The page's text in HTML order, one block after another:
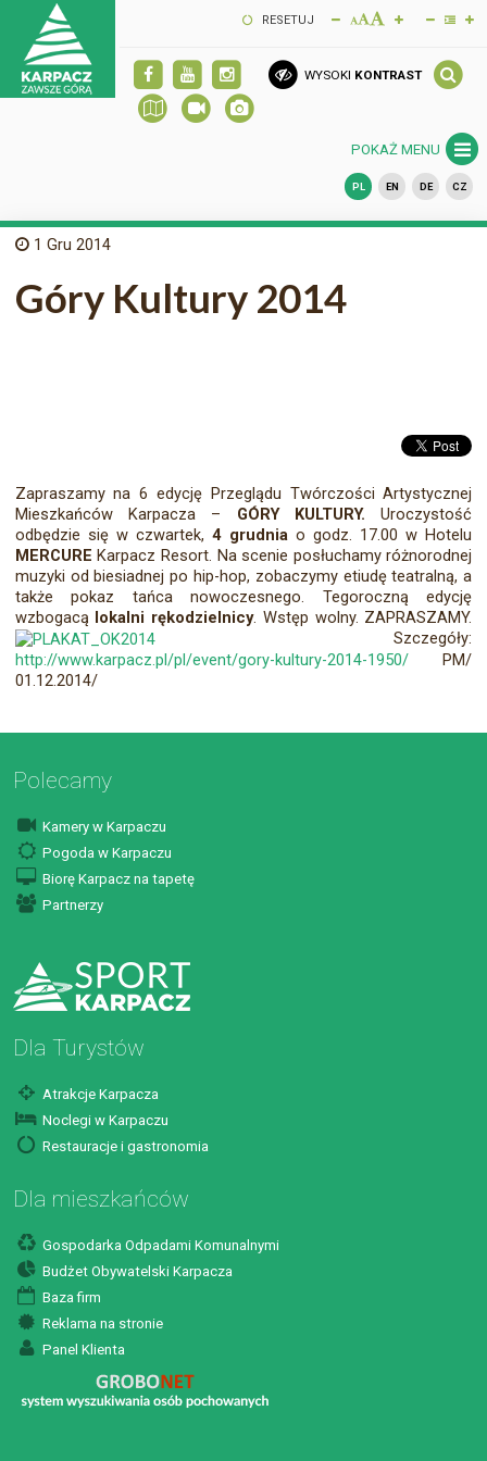
RESETUJ
WYSOKI KONTRAST
POKAŻ MENU
PL EN DE CZ
1 Gru 2014
Góry Kultury 2014
Zapraszamy na 6 edycję Przeglądu Twórczości Artystycznej
Mieszkańców Karpacza – GÓRY KULTURY.Uroczystość
odbędzie się w czwartek,4 grudniao godz. 17.00 w Hotelu
MERCURE Karpacz Resort. Na scenie posłuchamy różnorodnej
muzyki od biesiadnej po hip-hop, zobaczymy etiudę teatralną, a
także pokaz tańca nowoczesnego. Tegoroczną edycję
wzbogacą
lokalni rękodzielnicy. Wstęp wolny. ZAPRASZAMY.
Szczegóły:
http://www.karpacz.pl/pl/event/gory-kultury-2014-1950/PM/
01.12.2014/
Polecamy
Kamery w Karpaczu
Pogoda w Karpaczu
Biorę Karpacz na tapetę
Partnerzy
Dla Turystów
Atrakcje Karpacza
Noclegi w Karpaczu
Restauracje i gastronomia
Dla mieszkańców
Gospodarka Odpadami Komunalnymi
Budżet Obywatelski Karpacza
Baza firm
Reklama na stronie
Panel Klienta